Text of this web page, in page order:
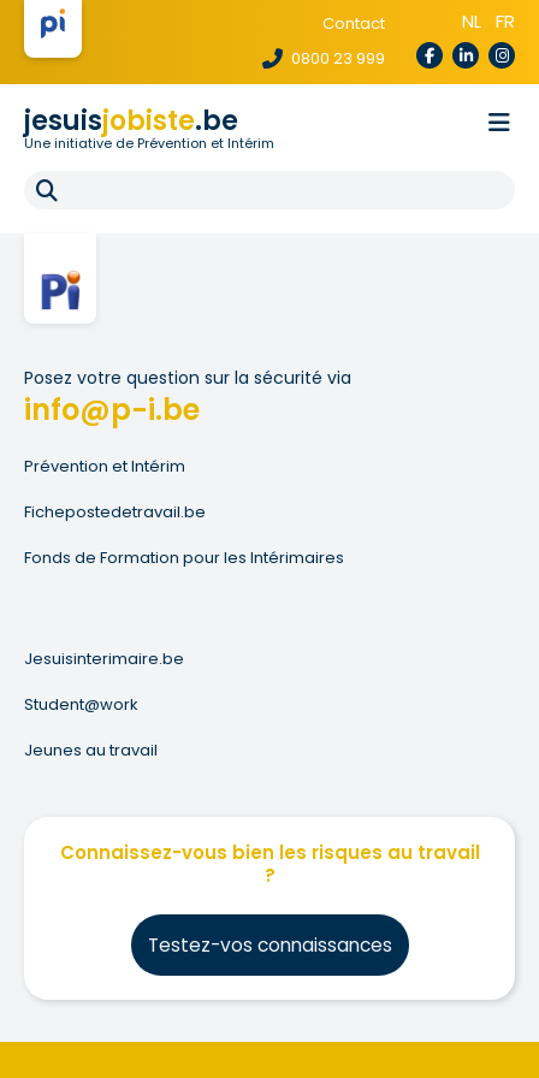
Contact
0800 23 999
NL FR
jesuisjobiste.be
Une initiative de Prévention et Intérim
Pour les agences
FAQ
Posez votre question sur la sécurité via
info@p-i.be
Prévention et Intérim
Fichepostedetravail.be
Fonds de Formation pour les Intérimaires
Jesuisinterimaire.be
Student@work
Jeunes au travail
Connaissez-vous bien les risques au travail
?
Testez-vos connaissances